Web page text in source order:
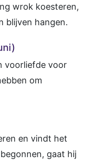
wrok koesteren,
blijven hangen.
voorliefde voor
om
en vindt het
gaat hij